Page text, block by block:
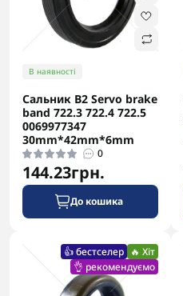
В наявності
Сальник B2 Servo brake
band 722.3 722.4 722.5
0069977347
30mm*42mm*6mm
0
144.23грн.
До кошика
👍 бестселер 🔥 Хіт
👌 рекомендуємо